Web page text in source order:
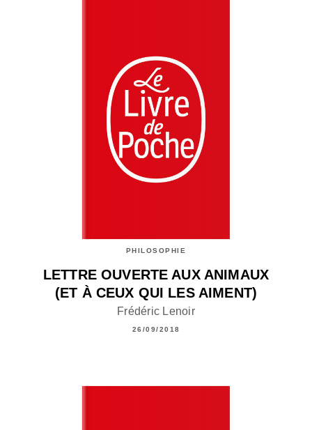
PHILOSOPHIE
LETTRE OUVERTE AUX ANIMAUX
(ET À CEUX QUI LES AIMENT)
Frédéric Lenoir
26/09/2018